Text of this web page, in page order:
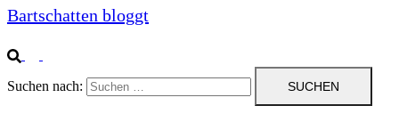
Bartschatten bloggt
Suchen nach: